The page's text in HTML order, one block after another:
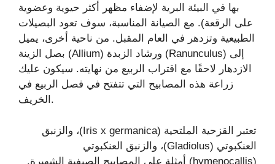
بها في البيئة البرية لإضفاء مظهر أكثر حيوية وعضوية
على الرقعة). مع الصيانة المناسبة، سوف تعود البصيلات
الطبيعية وتزدهر في العام المقبل. من ناحية أخرى، يميل
بصل الزينة (Allium) ورشاد الزبدة (Ranunculus) إلى
الازدهار لاحقًا مع اقتراب الربيع من نهايته. سيكون عليك
زراعة هذه المصابيح التي تتفتح في فصل الربيع في
الخريف.
تعتبر القزحية الملتحية (Iris x germanica)، والزنبق
العنكبوتي (Gladiolus)، والزنبق العنكبوتي
(hymenocallis) أمثلة على المصابيح الصيفية الشهيرة.